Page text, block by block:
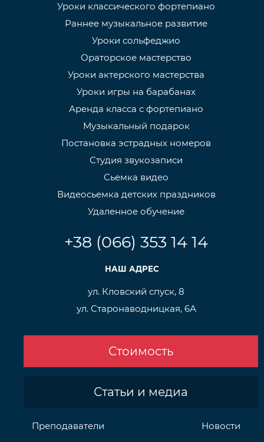
Уроки классического фортепиано
Раннее музыкальное развитие
Уроки сольфеджио
Ораторское мастерство
Уроки актерского мастерства
Уроки игры на барабанах
Аренда класса с фортепиано
Музыкальный подарок
Постановка эстрадных номеров
Студия звукозаписи
Сьемка видео
Видеосьемка детских праздников
Удаленное обучение
+38 (066) 353 14 14
НАШ АДРЕС
ул. Кловский спуск, 8
ул. Старонаводницкая, 6А
Стоимость
Статьи и медиа
Преподаватели Новости